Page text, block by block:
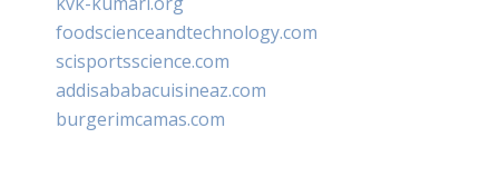
foodscienceandtechnology.com
scisportsscience.com
addisababacuisineaz.com
burgerimcamas.com